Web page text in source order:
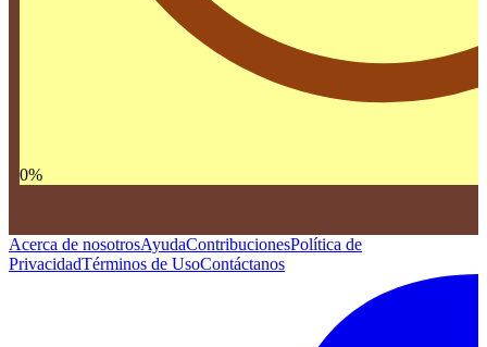
0%
Acerca de nosotrosAyudaContribucionesPolítica de
PrivacidadTérminos de UsoContáctanos